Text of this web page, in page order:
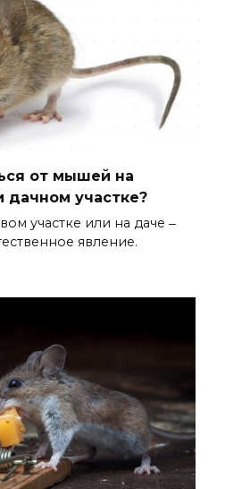
от мышей на
дачном участке?
участке или на даче ‒
явление.